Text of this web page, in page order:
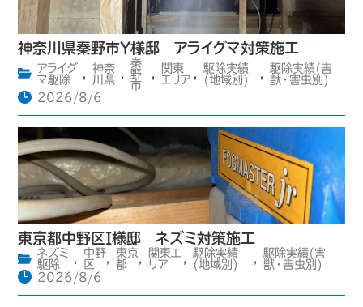
神奈川県秦野市Y様邸 アライグマ対策施工
アライグ
マ駆除
神奈
川県
秦
野
市
関東
エリア
駆除実績
(地域別)
駆除実績(害
獣・害虫別)
2026/8/6
東京都中野区I様邸 ネズミ対策施工
ネズミ
駆除
,
中野
区
,
東京
都
,
関東エ
リア
,
駆除実績
(地域別)
,
駆除実績(害
獣・害虫別)
2026/8/6